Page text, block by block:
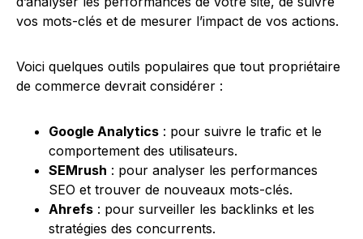
vos mots-clés et de mesurer l’impact de vos actions.
Voici quelques outils populaires que tout propriétaire
de commerce devrait considérer :
Google Analytics : pour suivre le trafic et le
comportement des utilisateurs.
SEMrush : pour analyser les performances
SEO et trouver de nouveaux mots-clés.
Ahrefs : pour surveiller les backlinks et les
stratégies des concurrents.